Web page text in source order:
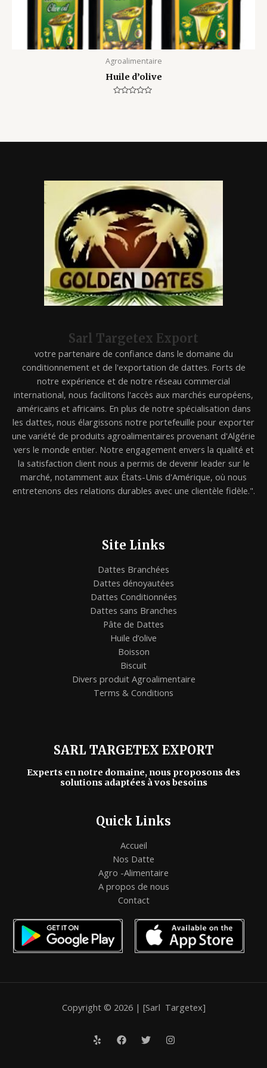
Agroalimentaire
Huile d’olive
Sarl Targetex Export
votre partenaire de confiance dans le domaine du
conditionnement et de l'exportation de dattes. Forts de
notre expérience et de notre réseau commercial
international, nous facilitons l'accès aux marchés européens,
américains et africains. En plus de notre spécialisation dans
les dattes, nous élargissons notre portefeuille pour exporter
une variété de produits agroalimentaires provenant d'Algérie
vers le monde entier. Notre engagement envers la qualité et
la satisfaction client nous a permis de devenir leader sur le
marché, notamment aux États-Unis d'Amérique, où nous
entretenons des relations durables avec une clientèle fidèle.".
Site Links
Dattes Branchées
Dattes dénoyautées
Dattes Conditionnées
Dattes sans Branches
Pâte de Dattes
Huile d’olive
Boisson
Biscuit
Divers produit Agroalimentaire
Terms & Conditions
SARL TARGETEX EXPORT
Experts en notre domaine, nous proposons des
solutions adaptées à vos besoins
Quick Links
Accueil
Nos Datte
Agro -Alimentaire
A propos de nous
Contact
Copyright © 2026 | [Sarl Targetex]